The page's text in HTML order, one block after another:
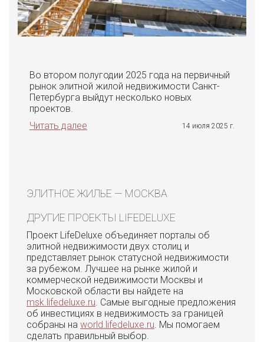
Во втором полугодии 2025 года на первичный
рынок элитной жилой недвижимости Санкт-
Петербурга выйдут несколько новых
проектов.
Читать далее
14 июля 2025 г.
ЭЛИТНОЕ ЖИЛЬЕ — МОСКВА
ДРУГИЕ ПРОЕКТЫ LIFEDELUXE
Проект LifeDeluxe объединяет порталы об
элитной недвижимости двух столиц и
представляет рынок статусной недвижимости
за рубежом. Лучшее на рынке жилой и
коммерческой недвижимости Москвы и
Московской области вы найдете на
msk.lifedeluxe.ru. Самые выгодные предложения
об инвестициях в недвижимость за границей
собраны на world.lifedeluxe.ru. Мы помогаем
сделать правильный выбор.